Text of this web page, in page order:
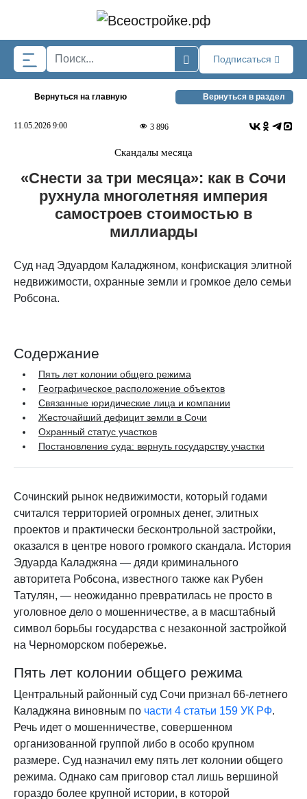
Подписаться
Вернуться на главную Вернуться в раздел
11.05.2026 9:00 3 896
Скандалы месяца
«Снести за три месяца»: как в Сочи
рухнула многолетняя империя
самостроев стоимостью в
миллиарды
Суд над Эдуардом Каладжяном, конфискация элитной
недвижимости, охранные земли и громкое дело семьи
Робсона.
Содержание
Пять лет колонии общего режима
Географическое расположение объектов
Связанные юридические лица и компании
Жесточайший дефицит земли в Сочи
Охранный статус участков
Постановление суда: вернуть государству участки
Сочинский рынок недвижимости, который годами
считался территорией огромных денег, элитных
проектов и практически бесконтрольной застройки,
оказался в центре нового громкого скандала. История
Эдуарда Каладжяна — дяди криминального
авторитета Робсона, известного также как Рубен
Татулян, — неожиданно превратилась не просто в
уголовное дело о мошенничестве, а в масштабный
символ борьбы государства с незаконной застройкой
на Черноморском побережье.
Пять лет колонии общего режима
Центральный районный суд Сочи признал 66-летнего
Каладжяна виновным по части 4 статьи 159 УК РФ.
Речь идет о мошенничестве, совершенном
организованной группой либо в особо крупном
размере. Суд назначил ему пять лет колонии общего
режима. Однако сам приговор стал лишь вершиной
гораздо более крупной истории, в которой